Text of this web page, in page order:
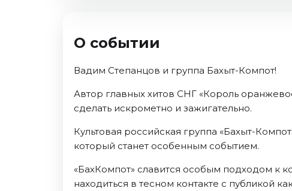
Октябрь 2026
Сентябрь 2026
Октябрь 2026
О событии
Вадим Степанцов и группа Бахыт-Компот!
Автор главных хитов СНГ «Король
сделать искрометно и зажигательно.
Культовая российская группа «Бахыт-
который станет особенным событием.
«БахКомпот» славится особым подходом к
находиться в тесном контакте с публикой